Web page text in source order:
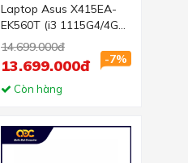
Laptop Asus X415EA-
EK560T (i3 1115G4/4GB
RAM/256GB SSD/14
FHD/Win 10/Xám)
14.699.000đ
-7%
13.699.000đ
Còn hàng